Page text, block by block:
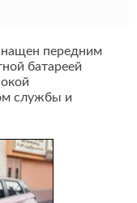
передним
батареей
службы и